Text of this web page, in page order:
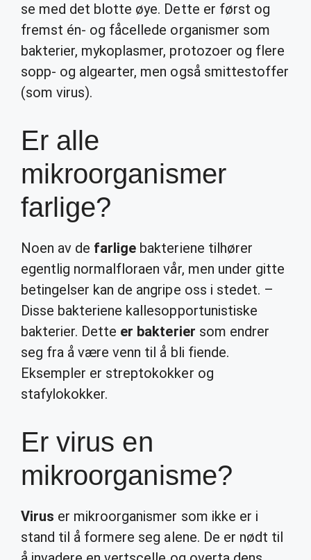
se med det blotte øye. Dette er først og
fremst én- og fåcellede organismer som
bakterier, mykoplasmer, protozoer og flere
sopp- og algearter, men også smittestoffer
(som virus).
Er alle
mikroorganismer
farlige?
Noen av de farlige bakteriene tilhører
egentlig normalfloraen vår, men under gitte
betingelser kan de angripe oss i stedet. –
Disse bakteriene kallesopportunistiske
bakterier. Dette er bakterier som endrer
seg fra å være venn til å bli fiende.
Eksempler er streptokokker og
stafylokokker.
Er virus en
mikroorganisme?
Virus er mikroorganismer som ikke er i
stand til å formere seg alene. De er nødt til